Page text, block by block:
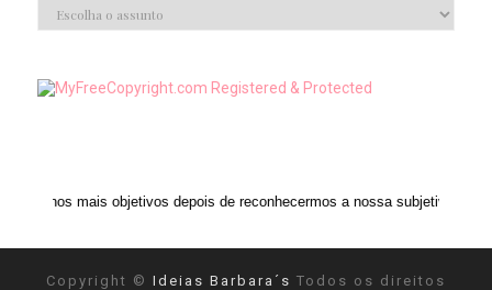
objetivos depois de reconhecermos a nossa subjetividade." ANAIS NIN
Copyright © Ideias Barbara´s Todos os direitos